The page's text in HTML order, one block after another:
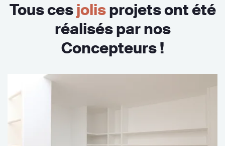
Tous cesjolisprojets ont été
réalisés par nos
Concepteurs !